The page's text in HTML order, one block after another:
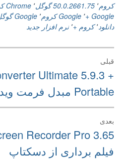
کروم٬ 50.0.2661.75 گوگل ٬ Chrome کروم
Google + ٬ Google کروم ٬ Google گوگل
دانلود٬ کروم +٬ نرم افزار جدید
راهبری
نوشته
قبلی
نوشته
قبلی:
Ultimate 5.9.3 +
Portable مبدل فرمت ویدئویی
بعدی
نوشته
بعدی:
Recorder Pro 3.65
فیلم برداری از دسکتاپ